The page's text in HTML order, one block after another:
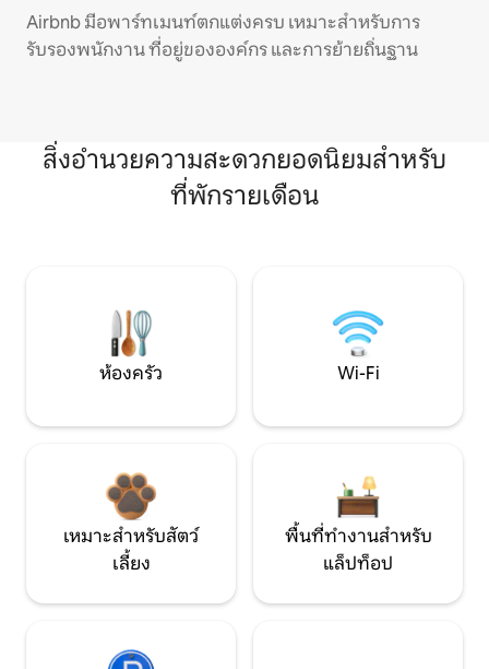
Airbnb มีอพาร์ทเมนท์ตกแต่งครบ เหมาะสำหรับการ
รับรองพนักงาน ที่อยู่ขององค์กร และการย้ายถิ่นฐาน
สิ่งอำนวยความสะดวกยอดนิยมสำหรับ
ที่พักรายเดือน
ห้องครัว Wi-Fi
เหมาะสำหรับสัตว์
เลี้ยง
พื้นที่ทำงานสำหรับ
แล็ปท็อป